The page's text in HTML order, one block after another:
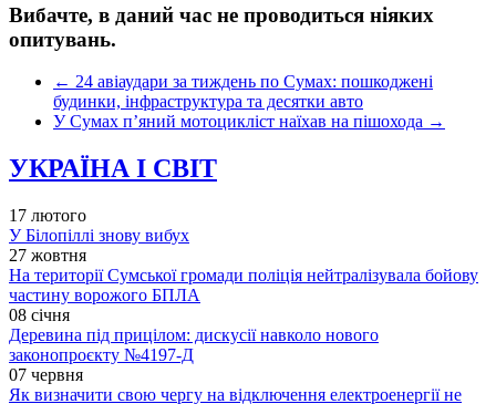
Вибачте, в даний час не проводиться ніяких
опитувань.
← 24 авіаудари за тиждень по Сумах: пошкоджені
будинки, інфраструктура та десятки авто
У Сумах п’яний мотоцикліст наїхав на пішохода →
УКРАЇНА І СВІТ
17 лютого
У Білопіллі знову вибух
27 жовтня
На території Сумської громади поліція нейтралізувала бойову
частину ворожого БПЛА
08 січня
Деревина під прицілом: дискусії навколо нового
законопроєкту №4197-Д
07 червня
Як визначити свою чергу на відключення електроенергії не